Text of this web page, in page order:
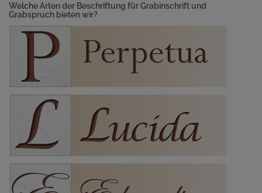
Welche Arten der Beschriftung für Grabinschrift und
Grabspruch bieten wir?